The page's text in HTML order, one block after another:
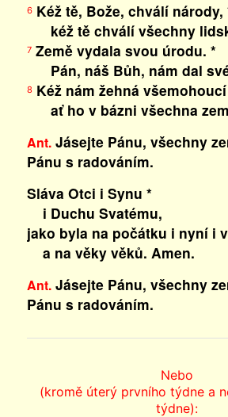
6Kéž tě, Bože, chválí národy,
kéž tě chválí všechny
7Země vydala svou úrodu. *
Pán, náš Bůh, nám dal
8 Kéž nám žehná
ať ho v bázni všechna
Ant.Jásejte Pánu, všechny
Pánu s radováním.
Sláva Otci i Synu *
i Duchu Svatému,
jako byla na počátku i nyní i
a na věky věků. Amen.
Ant.Jásejte Pánu, všechny
Pánu s radováním.
Nebo
(kromě úterý prvního týdne a
týdne):